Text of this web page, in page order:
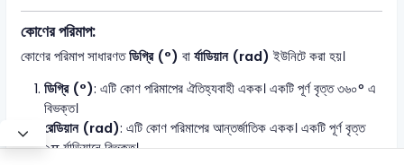
কোণের পরিমাপ:
কোণের পরিমাপ সাধারণতডিগ্রি (°) বার্যাডিয়ান (rad) ইউনিটে করা হয়।
ডিগ্রি (°): এটি কোণ পরিমাপের ঐতিহ্যবাহী একক। একটি পূর্ণ বৃত্ত ৩৬০° এ
বিভক্ত।
রেডিয়ান (rad): এটি কোণ পরিমাপের আন্তর্জাতিক একক। একটি পূর্ণ বৃত্ত
২π র্যাডিয়ানে বিভক্ত।